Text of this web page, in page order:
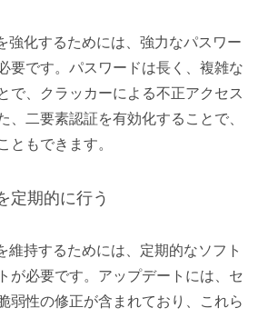
強化するためには、強力なパスワー
要です。パスワードは長く、複雑な
で、クラッカーによる不正アクセス
、二要素認証を有効化することで、
ともできます。
定期的に行う
維持するためには、定期的なソフト
が必要です。アップデートには、セ
弱性の修正が含まれており、これら